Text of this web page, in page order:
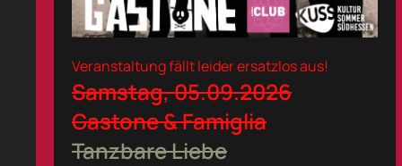
Veranstaltung fällt leider ersatzlos aus!
Samstag, 05.09.2026
Gastone & Famiglia
Tanzbare Liebe